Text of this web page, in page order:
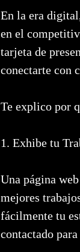
En la era
en el
tarjeta de
conectarte con
Te explico por
1. Exhibe tu
Una página
mejores
fácilmente tu
contactado